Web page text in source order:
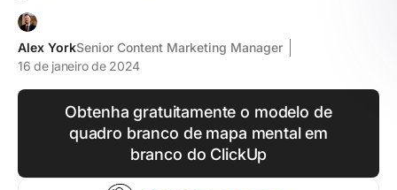
Alex YorkSenior Content Marketing Manager
16 de janeiro de 2024
Obtenha gratuitamente o modelo de
quadro branco de mapa mental em
branco do ClickUp